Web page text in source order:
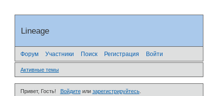
Lineage
Форум Участники Поиск Регистрация Войти
Активные темы
Привет, Гость! Войдитеили зарегистрируйтесь.